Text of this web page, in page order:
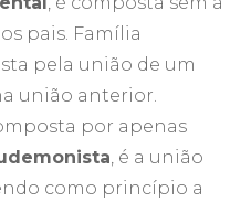
pais. Família
pela união de um
união anterior.
por apenas
, é a união
como princípio a